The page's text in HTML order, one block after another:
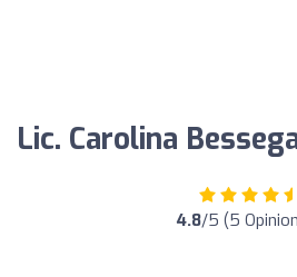
Lic. Carolina
4.8/5 (5